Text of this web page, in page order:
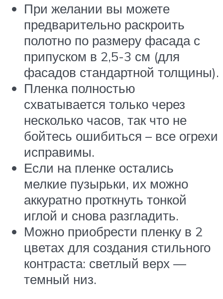
При желании вы можете
предварительно раскроить
полотно по размеру фасада с
припуском в 2,5-3 см (для
фасадов стандартной толщины).
Пленка полностью
схватывается только через
несколько часов, так что не
бойтесь ошибиться – все огрехи
исправимы.
Если на пленке остались
мелкие пузырьки, их можно
аккуратно проткнуть тонкой
иглой и снова разгладить.
Можно приобрести пленку в 2
цветах для создания стильного
контраста: светлый верх —
темный низ.